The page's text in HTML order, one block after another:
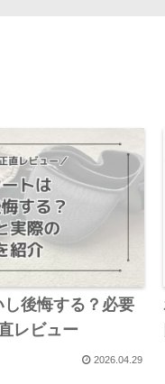
後悔する？必要
レビュー
2026.04.29